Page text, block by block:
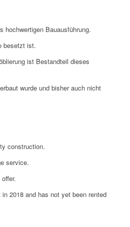
hochwertigen Bauausführung.
besetzt ist.
ist Bestandteil dieses
wurde und bisher auch nicht
construction.
service.
2018 and has not yet been rented